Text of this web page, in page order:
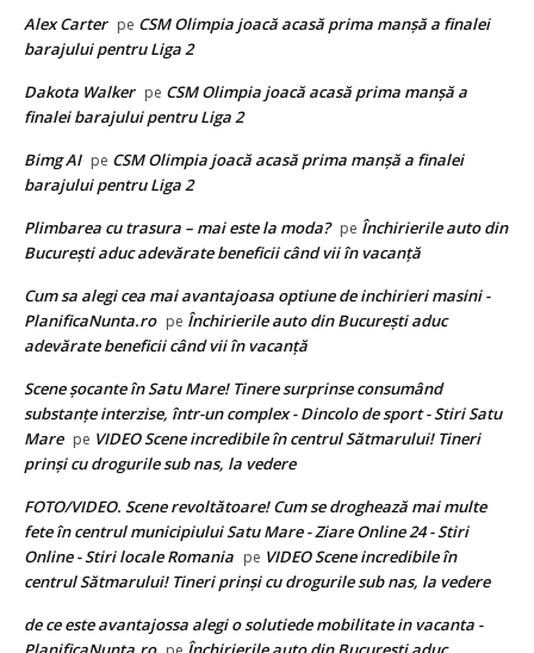
Alex Carter pe CSM Olimpia joacă acasă prima manșă a finalei
barajului pentru Liga 2
Dakota Walker pe CSM Olimpia joacă acasă prima manșă a
finalei barajului pentru Liga 2
Bimg AI pe CSM Olimpia joacă acasă prima manșă a finalei
barajului pentru Liga 2
Plimbarea cu trasura – mai este la moda? pe Închirierile auto din
București aduc adevărate beneficii când vii în vacanță
Cum sa alegi cea mai avantajoasa optiune de inchirieri masini -
PlanificaNunta.ro pe Închirierile auto din București aduc
adevărate beneficii când vii în vacanță
Scene șocante în Satu Mare! Tinere surprinse consumând
substanțe interzise, într-un complex - Dincolo de sport - Stiri Satu
Mare pe VIDEO Scene incredibile în centrul Sătmarului! Tineri
prinși cu drogurile sub nas, la vedere
FOTO/VIDEO. Scene revoltătoare! Cum se droghează mai multe
fete în centrul municipiului Satu Mare - Ziare Online 24 - Stiri
Online - Stiri locale Romania pe VIDEO Scene incredibile în
centrul Sătmarului! Tineri prinși cu drogurile sub nas, la vedere
de ce este avantajossa alegi o solutiede mobilitate in vacanta -